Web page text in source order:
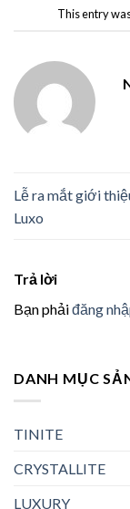
This entry
Lễ ra mắt giới
Luxo
Trả lời
Bạn phảiđăng
DANH MỤC
TINITE
CRYSTALLITE
LUXURY